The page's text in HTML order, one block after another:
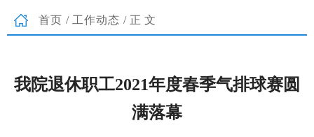
首页 / 工作动态 /正文
我院退休职工2021年度春季气排球赛圆
满落幕